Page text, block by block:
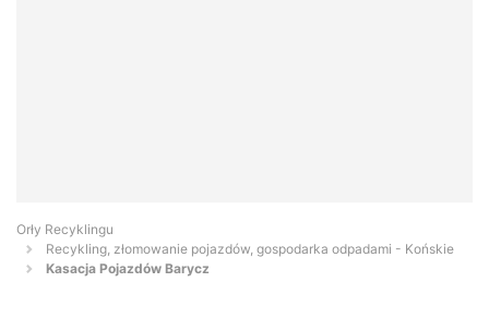
Orły Recyklingu
Recykling, złomowanie pojazdów, gospodarka odpadami - Końskie
Kasacja Pojazdów Barycz